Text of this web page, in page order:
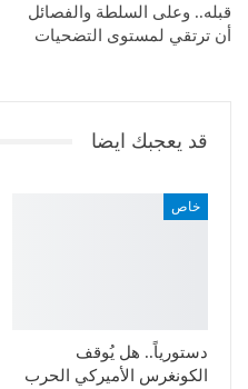
قبله.. وعلى السلطة والفصائل
أن ترتقي لمستوى التضحيات
قد يعجبك ايضا
خاص
دستورياً.. هل يُوقف
الكونغرس الأميركي الحرب